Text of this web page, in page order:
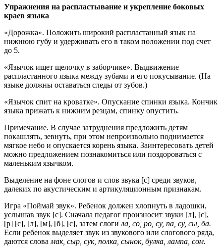
Упражнения на распластывание и укрепление боковых
краев языка
«Дорожка». Положить широкий распластанный язык на
нижнюю губу и удерживать его в таком положении под счет
до 5.
«Язычок ищет щелочку в заборчике». Выдвижение
распластанного языка между зубами и его покусывание. (На
языке должны оставаться следы от зубов.)
«Язычок спит на кроватке». Опускание спинки языка. Кончик
языка прижать к нижним резцам, спинку опустить.
Примечание. В случае затруднения предложить детям
покашлять, зевнуть, при этом непроизвольно поднимается
мягкое небо и опускается корень языка. Заинтересовать детей
можно предложением познакомиться или поздороваться с
маленьким язычком.
Выделение на фоне слогов и слов звука [с] среди звуков,
далеких по акустическим и артикуляционным признакам.
Игра «Поймай звук». Ребенок должен хлопнуть в ладошки,
услышав звук [с]. Сначала педагог произносит звуки [л], [с],
[р] [с], [л], [м], [б], [с], затем слоги ла, со, ро, су, па, су, сы, ба.
Если ребенок выделяет звук из звукового или слогового ряда,
даются слова мак, сыр, сук, полка, сынок, булка, лампа, сом.